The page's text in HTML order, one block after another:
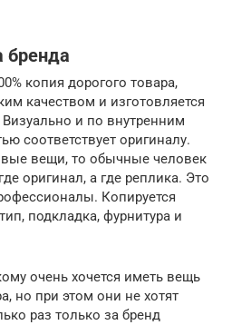
бренда
копия дорогого товара,
качеством и изготовляется
и по внутренним
соответствует оригиналу.
вещи, то обычные человек
оригинал, а где реплика. Это
Копируется
подкладка, фурнитура и
очень хочется иметь вещь
но при этом они не хотят
раз только за бренд